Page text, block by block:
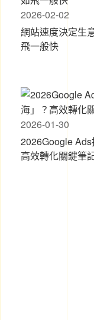
2026-02-02
網站速度決定生
飛一般快
2026-01-30
2026Google
高效轉化關鍵筆